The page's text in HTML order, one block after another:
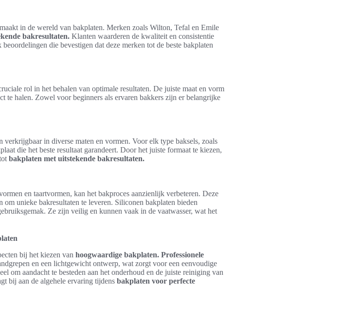
in de wereld van bakplaten. Merken zoals Wilton, Tefal en Emile
bakresultaten. Klanten waarderen de kwaliteit en consistentie
die bevestigen dat deze merken tot de beste bakplaten
rol in het behalen van optimale resultaten. De juiste maat en vorm
te halen. Zowel voor beginners als ervaren bakkers zijn er belangrijke
verkrijgbaar in diverse maten en vormen. Voor elk type baksels, zoals
die het beste resultaat garandeert. Door het juiste formaat te kiezen,
bakplaten met uitstekende bakresultaten.
en taartvormen, kan het bakproces aanzienlijk verbeteren. Deze
om unieke bakresultaten te leveren. Siliconen bakplaten bieden
Ze zijn veilig en kunnen vaak in de vaatwasser, wat het
bij het kiezen van hoogwaardige bakplaten. Professionele
en een lichtgewicht ontwerp, wat zorgt voor een eenvoudige
om aandacht te besteden aan het onderhoud en de juiste reiniging van
bij aan de algehele ervaring tijdens bakplaten voor perfecte